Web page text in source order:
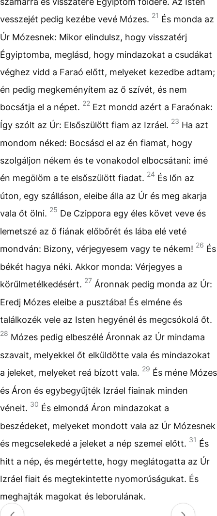
vesszejét pedig kezébe vevé Mózes. 21 És monda az
Úr Mózesnek: Mikor elindulsz, hogy visszatérj
Égyiptomba, meglásd, hogy mindazokat a csudákat
véghez vidd a Faraó előtt, melyeket kezedbe adtam;
én pedig megkeményítem az ő szívét, és nem
bocsátja el a népet. 22 Ezt mondd azért a Faraónak:
Így szólt az Úr: Elsőszülött fiam az Izráel. 23 Ha azt
mondom néked: Bocsásd el az én fiamat, hogy
szolgáljon nékem és te vonakodol elbocsátani: ímé
én megölöm a te elsőszülött fiadat. 24 És lőn az
úton, egy szálláson, eleibe álla az Úr és meg akarja
vala őt ölni. 25 De Czippora egy éles követ veve és
lemetszé az ő fiának előbőrét és lába elé veté
mondván: Bizony, vérjegyesem vagy te nékem! 26 És
békét hagya néki. Akkor monda: Vérjegyes a
körűlmetélkedésért. 27 Áronnak pedig monda az Úr:
Eredj Mózes eleibe a pusztába! És elméne és
találkozék vele az Isten hegyénél és megcsókolá őt.
28 Mózes pedig elbeszélé Áronnak az Úr mindama
szavait, melyekkel őt elküldötte vala és mindazokat
a jeleket, melyeket reá bízott vala. 29 És méne Mózes
és Áron és egybegyűjték Izráel fiainak minden
véneit. 30 És elmondá Áron mindazokat a
beszédeket, melyeket mondott vala az Úr Mózesnek
és megcselekedé a jeleket a nép szemei előtt. 31 És
hitt a nép, és megértette, hogy meglátogatta az Úr
Izráel fiait és megtekintette nyomorúságukat. És
meghajták magokat és leborulának.